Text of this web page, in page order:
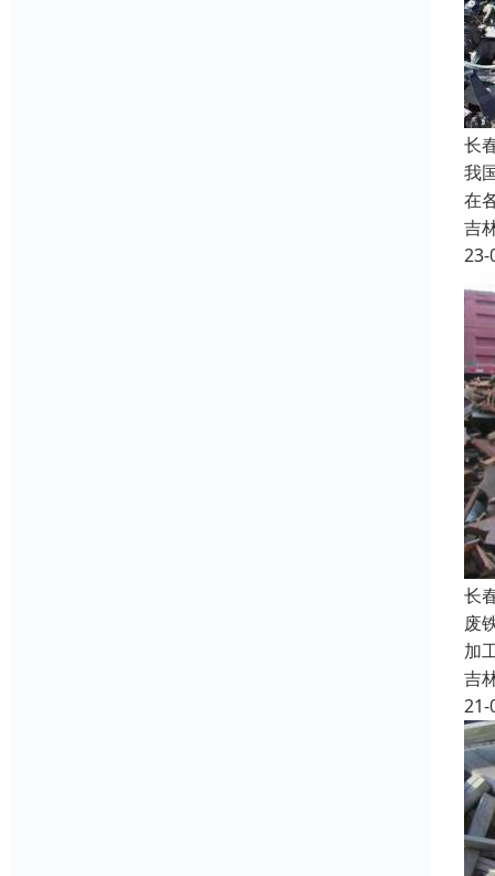
长
我
在
吉
23-
长
废
加
吉
21-